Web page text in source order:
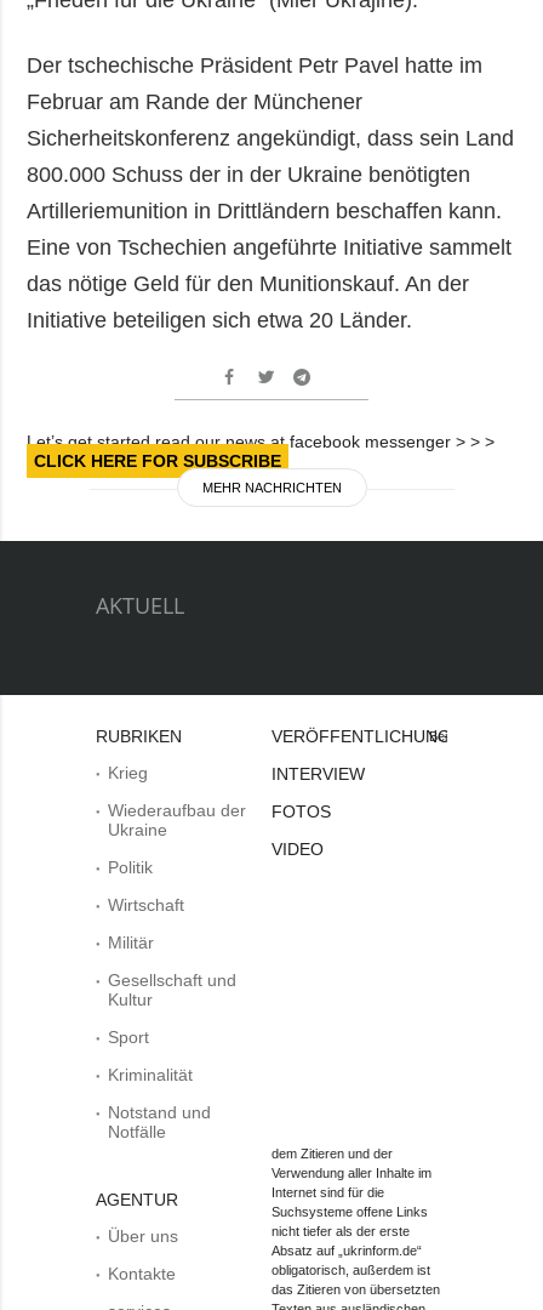
Der tschechische Präsident Petr Pavel hatte im
Februar am Rande der Münchener
Sicherheitskonferenz angekündigt, dass sein Land
800.000 Schuss der in der Ukraine benötigten
Artilleriemunition in Drittländern beschaffen kann.
Eine von Tschechien angeführte Initiative sammelt
das nötige Geld für den Munitionskauf. An der
Initiative beteiligen sich etwa 20 Länder.
Let’s get started read our news at facebook messenger > > >
CLICK HERE FOR SUBSCRIBE
MEHR NACHRICHTEN
AKTUELL
RUBRIKEN
Krieg
Wiederaufbau der
Ukraine
Politik
Wirtschaft
Militär
Gesellschaft und
Kultur
Sport
Kriminalität
Notstand und
Notfälle
AGENTUR
Über uns
Kontakte
VERÖFFENTLICHUNGEN
INTERVIEW
FOTOS
VIDEO
Bei
dem Zitieren und der
Verwendung aller Inhalte im
Internet sind für die
Suchsysteme offene Links
nicht tiefer als der erste
Absatz auf „ukrinform.de“
obligatorisch, außerdem ist
das Zitieren von übersetzten